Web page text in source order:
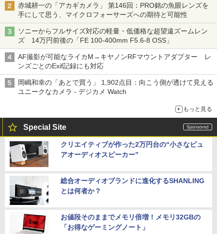
赤城耕一の「アカギカメラ」 第146回：PRO銘の魚眼レンズを
手にして思う、マイクロフォーサーズへの期待と可能性
ソニーからフルサイズ対応の軽量・低価格な超望遠ズームレン
ズ 14万円前後の「FE 100-400mm F5.6-8 OSS」
AF撮影が可能なライカM→キヤノンRFマウントアダプター レ
ンズごとのExif記録にも対応
岡嶋和幸の「あとで買う」 1,902点目：向こう側が透けて見える
ユニークなカメラ - デジカメ Watch
もっと見る
Special Site
クリエイティブが作った2万円台の“小さなピュ
アオーディオスピーカー”
総合オーディオブランドに進化するSHANLING
とは何者か？
お値段そのままでメモリ倍増！メモリ32GBの
「お得なゲーミングノート」